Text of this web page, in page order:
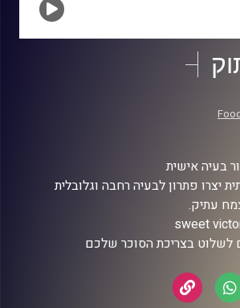
בעיה אישית
יצרו פתרון לבעיה רחבה וגלובלית
עתיק.
לשלוט בצריכת הסוכר שלכם